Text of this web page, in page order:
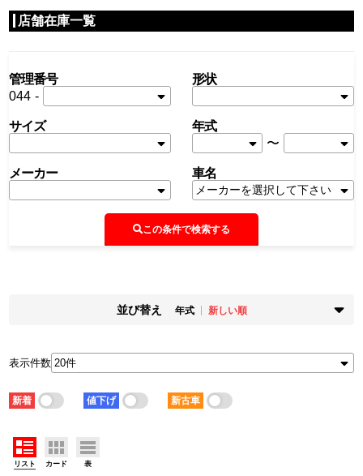
店舗在庫一覧
管理番号
044 -
形状
サイズ
年式
〜
メーカー 車名
この条件で検索する
並び替え 年式
新しい順
新着順
古い順
新しい順
古い順
走行距離
少ない順
多い順
安い順
積載量
車検残
表示件数
新着 値下げ 新古車
リスト カード 表